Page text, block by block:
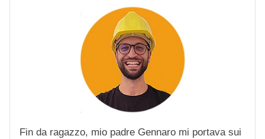
Fin da ragazzo, mio padre Gennaro mi portava sui